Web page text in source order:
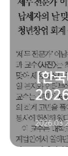
[한
人사
학생
세무